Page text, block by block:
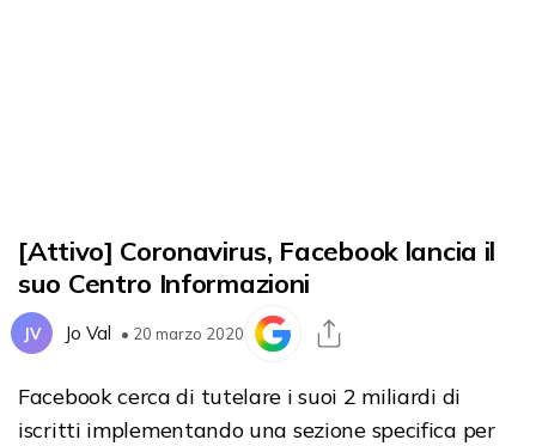
[Attivo] Coronavirus, Facebook lancia il
suo Centro Informazioni
JV Jo Val • 20 marzo 2020
Facebook cerca di tutelare i suoi 2 miliardi di
iscritti implementando una sezione specifica per